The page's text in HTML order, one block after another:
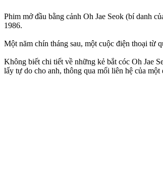
Phim mở đầu bằng cảnh Oh Jae Seok (bí danh
1986.
Một năm chín tháng sau, một cuộc điện thoại từ
Không biết chi tiết về những kẻ bắt cóc Oh Jae
lấy tự do cho anh, thông qua mối liên hệ của một